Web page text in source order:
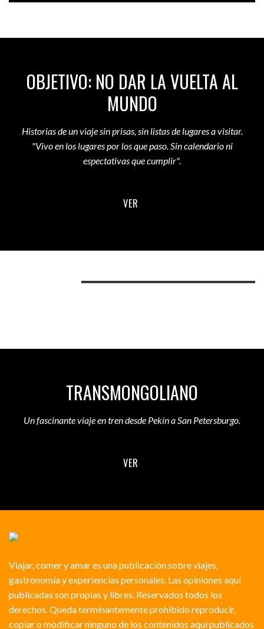
OBJETIVO: NO DAR LA VUELTA AL
MUNDO
Historias de un viaje sin prisas, sin listas de lugares a visitar.
"Vivo en los lugares por los que paso. Sin calendario ni
espectativas que cumplir".
VER
TRANSMONGOLIANO
Un fascinante viaje en tren desde Pekín a San Petersburgo.
VER
Viajar, comer y amar es una publicación sobre viajes,
gastronomía y experiencias personales. Las opiniones aquí
publicadas son propias y libres. Reservados todos los
derechos. Queda terminantemente prohibido reproducir,
copiar o modificar ninguno de los contenidos aquí publicados